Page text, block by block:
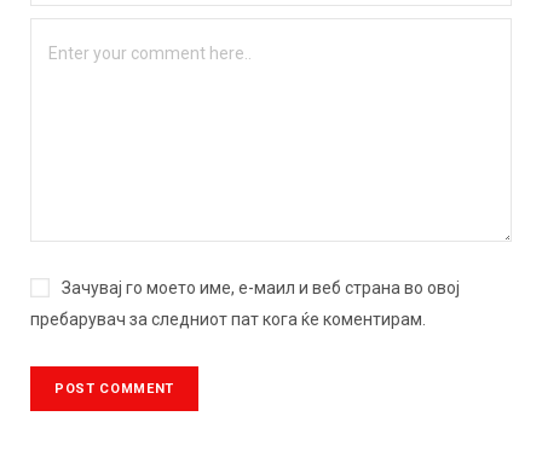
Зачувај го моето име, е-маил и веб страна во овој
пребарувач за следниот пат кога ќе коментирам.